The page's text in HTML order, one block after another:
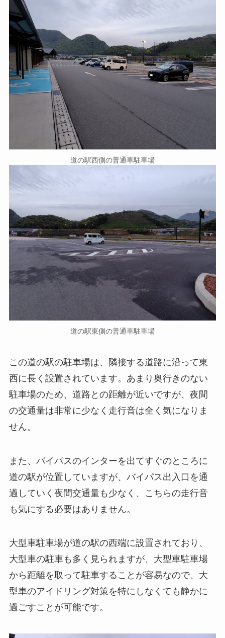
道の駅西側の普通車駐車場
道の駅東側の普通車駐車場
この道の駅の駐車場は、隣接する道路に沿って東
西に長く設置されています。あまり奥行きのない
駐車場のため、道路との距離が近いですが、夜間
の交通量は非常に少なく走行音は全く気になりま
せん。
また、バイパスのインターを出てすぐのところに
道の駅が位置していますが、バイパス出入口を通
過していく夜間交通量も少なく、こちらの走行音
も気にする必要はありません。
大型車駐車場が道の駅の西端に設置されており、
大型車の駐車も多く見られますが、大型車駐車場
から距離を取って駐車することが容易なので、大
型車のアイドリング対策を特にしなくても静かに
過ごすことが可能です。